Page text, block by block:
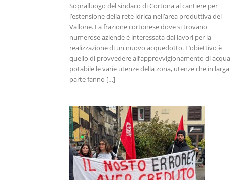
Sopralluogo del sindaco di Cortona al cantiere per
l’estensione della rete idrica nell’area produttiva del
Vallone. La frazione cortonese dove si trovano
numerose aziende è interessata dai lavori per la
realizzazione di un nuovo acquedotto. L’obiettivo è
quello di provvedere all’approvvigionamento di acqua
potabile le varie utenze della zona, utenze che in larga
parte fanno […]